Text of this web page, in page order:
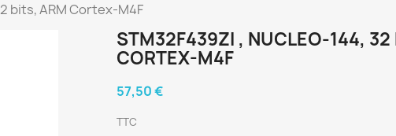
bits, ARM Cortex-M4F
STM32F439ZI , NUCLEO-144, 32
CORTEX-M4F
57,50 €
TTC